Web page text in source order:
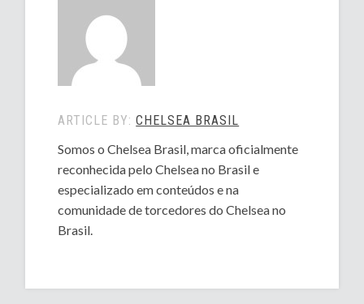
ARTICLE BY:CHELSEA BRASIL
Somos o Chelsea Brasil, marca oficialmente
reconhecida pelo Chelsea no Brasil e
especializado em conteúdos e na
comunidade de torcedores do Chelsea no
Brasil.